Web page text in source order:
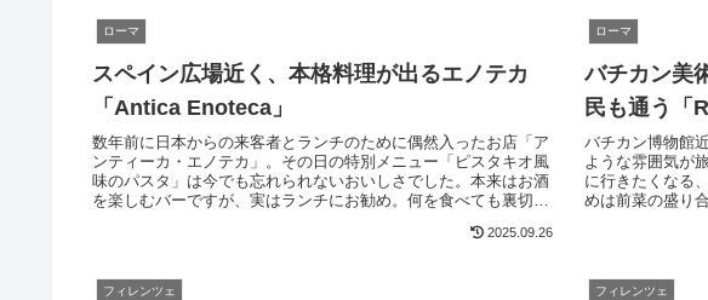
ローマ
スペイン広場近く、本格料理が出るエノテカ
「Antica Enoteca」
数年前に日本からの来客者とランチのために偶然入ったお店「ア
ンティーカ・エノテカ」。その日の特別メニュー「ピスタキオ風
味のパスタ」は今でも忘れられないおいしさでした。本来はお酒
を楽しむバーですが、実はランチにお勧め。何を食べても裏切ら
2025.09.26
ローマ
バチカン美
民も通う「
バチカン博物館
ような雰囲気が
に行きたくなる
めは前菜の盛り
フィレンツェ フィレンツェ